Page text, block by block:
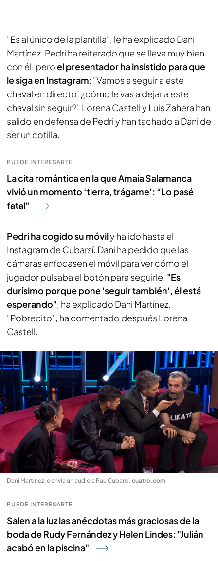
"Es al único de la plantilla", le ha explicado Dani
Martínez. Pedri ha reiterado que se lleva muy bien
con él, peroel presentador ha insistido para que
le siga en Instagram: "Vamos a seguir a este
chaval en directo, ¿cómo le vas a dejar a este
chaval sin seguir?" Lorena Castell y Luis Zahera han
salido en defensa de Pedri y han tachado a Dani de
ser un cotilla.
PUEDE INTERESARTE
La cita romántica en la que Amaia Salamanca
vivió un momento ‘tierra, trágame’: “Lo pasé
fatal”
Pedri ha cogido su móvily ha ido hasta el
Instagram de Cubarsí. Dani ha pedido que las
cámaras enfocasen el móvil para ver cómo el
jugador pulsaba el botón para seguirle. "Es
durísimo porque pone 'seguir también', él está
esperando", ha explicado Dani Martínez.
"Pobrecito", ha comentado después Lorena
Castell.
Dani Martínez le envía un audio a Pau Cubarsí. cuatro.com
PUEDE INTERESARTE
Salen a la luz las anécdotas más graciosas de la
boda de Rudy Fernández y Helen Lindes: "Julián
acabó en la piscina"